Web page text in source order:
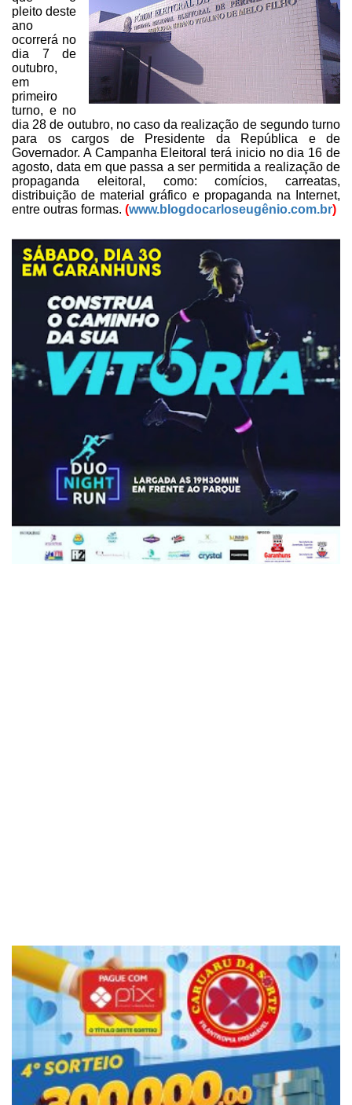
pleito deste
ano
ocorrerá no
dia 7 de
outubro,
em
primeiro
turno, e no
dia 28 de outubro, no caso da realização desegundo turno
para os cargos de Presidente da República e de
Governador. A Campanha Eleitoral terá inicio no dia 16 de
agosto, data em que passa a ser permitida a realização de
propaganda eleitoral, como: comícios, carreatas,
distribuição de material gráfico e propaganda na Internet,
entre outras formas. (www.blogdocarloseugênio.com.br)